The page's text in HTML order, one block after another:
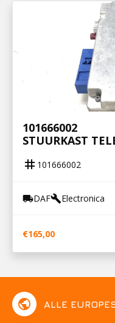
101666002
STUURKAST
tag 101666002
local_shippingDAFbuildElectronica
€165,00
public ALLE